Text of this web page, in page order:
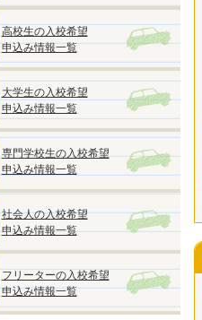
高校生の入校希望
申込み情報一覧
大学生の入校希望
申込み情報一覧
専門学校生の入校希望
申込み情報一覧
社会人の入校希望
申込み情報一覧
フリーターの入校希望
申込み情報一覧